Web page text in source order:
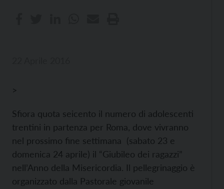
>
Sfiora quota seicento il numero di adolescenti
trentini in partenza per Roma, dove vivranno
nel prossimo fine settimana (sabato 23 e
domenica 24 aprile) il “Giubileo dei ragazzi”
nell’Anno della Misericordia. Il pellegrinaggio è
organizzato dalla Pastorale giovanile